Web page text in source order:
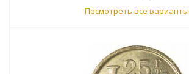
Посмотреть все варианты